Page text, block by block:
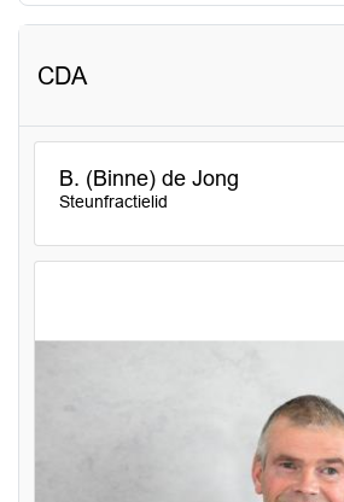
CDA
B. (Binne) de Jong
Steunfractielid